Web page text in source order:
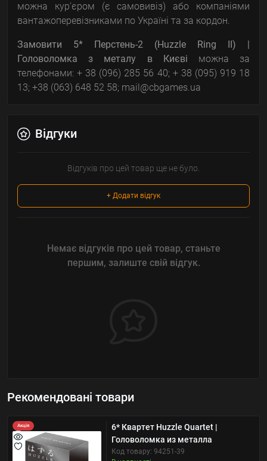
можна кур'єром (є самовивіз) або компаніями
вантажоперевізниками по Україні та за кордон.
Замовити 5* Перстень-2 (Huzzle Ring II) |
Головоломка з металу в Києві можна за
телефонами: + 38 (096) 285 56 40; + 38 (095) 919 18
13; +38 (063) 648 52 58; mail@cbgames.ua
Відгуки
Відгуків про цей товар ще не було.
+ Додати відгук
Немає відгуків про цей товар, станьте
першим, залиште свій відгук.
Рекомендовані товари
Акція
6* Квартет Huzzle Quartet |
Головоломка из металла
Код товару: 94251-39